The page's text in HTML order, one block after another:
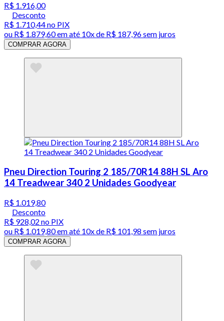
R$ 1.916,00
Desconto
R$ 1.710,44no PIX
ou R$ 1.879,60em até 10x de R$ 187,96 sem juros
COMPRAR AGORA
Pneu Direction Touring 2 185/70R14 88H SL Aro
14 Treadwear 340 2 Unidades Goodyear
R$ 1.019,80
Desconto
R$ 928,02 no PIX
ou R$ 1.019,80em até 10x de R$ 101,98 sem juros
COMPRAR AGORA